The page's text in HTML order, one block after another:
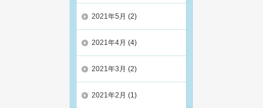
2021年5月 (2)
2021年4月 (4)
2021年3月 (2)
2021年2月 (1)